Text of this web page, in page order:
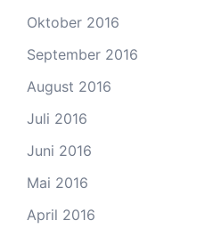
Oktober 2016
September 2016
August 2016
Juli 2016
Juni 2016
Mai 2016
April 2016